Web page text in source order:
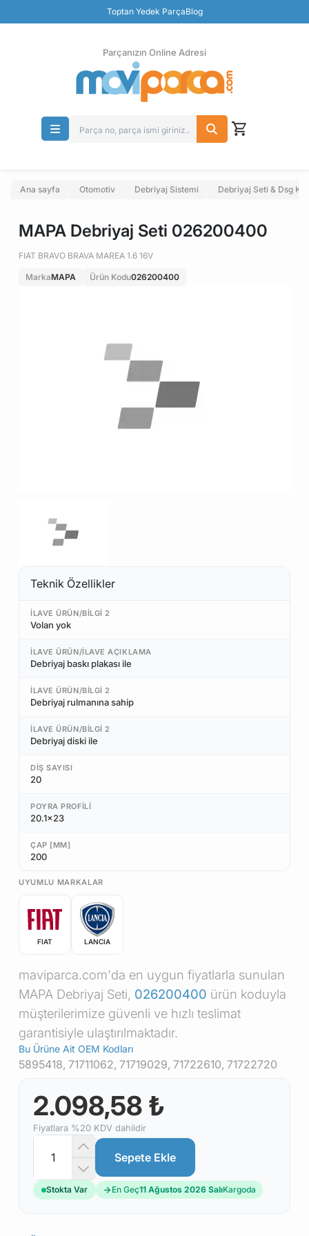
Toptan Yedek ParçaBlog
Ücretsiz İade
Parçanızın Online Adresi
Ana sayfa Otomotiv Debriyaj Sistemi Debriyaj Seti & Dsg
MAPA Debriyaj Seti 026200400
FIAT BRAVO BRAVA MAREA 1.6 16V
MarkaMAPA Ürün Kodu026200400
Teknik Özellikler
İLAVE ÜRÜN/BILGI 2
Volan yok
İLAVE ÜRÜN/İLAVE AÇIKLAMA
Debriyaj baskı plakası ile
İLAVE ÜRÜN/BILGI 2
Debriyaj rulmanına sahip
İLAVE ÜRÜN/BILGI 2
Debriyaj diski ile
DIŞ SAYISI
20
POYRA PROFILI
20.1x23
ÇAP [MM]
200
UYUMLU MARKALAR
FIAT LANCIA
maviparca.com'da en uygun fiyatlarla sunulan
MAPA Debriyaj Seti, 026200400 ürün koduyla
müşterilerimize güvenli ve hızlı teslimat
garantisiyle ulaştırılmaktadır.
Bu Ürüne Ait OEM Kodları
5895418, 71711062, 71719029, 71722610, 71722720
2.098,58 ₺
Fiyatlara %20 KDV dahildir
Sepete Ekle
Stokta Var En Geç11 Ağustos 2026 SalıKargoda